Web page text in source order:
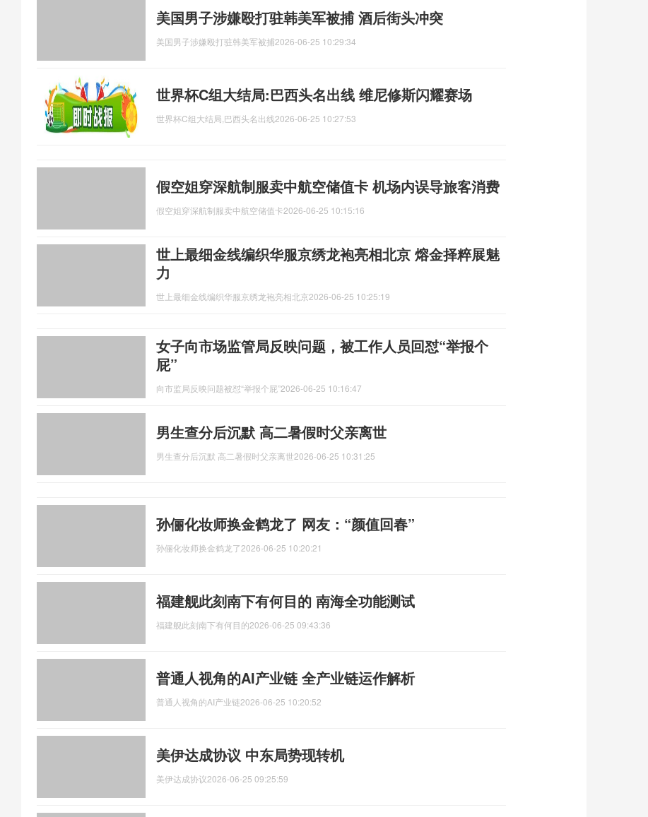
美国男子涉嫌殴打驻韩美军被捕 酒后街头冲突
美国男子涉嫌殴打驻韩美军被捕2026-06-25 10:29:34
世界杯C组大结局:巴西头名出线 维尼修斯闪耀赛场
世界杯C组大结局,巴西头名出线2026-06-25 10:27:53
假空姐穿深航制服卖中航空储值卡 机场内误导旅客消费
假空姐穿深航制服卖中航空储值卡2026-06-25 10:15:16
世上最细金线编织华服京绣龙袍亮相北京 熔金择粹展魅
力
世上最细金线编织华服京绣龙袍亮相北京2026-06-25 10:25:19
女子向市场监管局反映问题，被工作人员回怼“举报个
屁”
向市监局反映问题被怼“举报个屁”2026-06-25 10:16:47
男生查分后沉默 高二暑假时父亲离世
男生查分后沉默 高二暑假时父亲离世2026-06-25 10:31:25
孙俪化妆师换金鹤龙了 网友：“颜值回春”
孙俪化妆师换金鹤龙了2026-06-25 10:20:21
福建舰此刻南下有何目的 南海全功能测试
福建舰此刻南下有何目的2026-06-25 09:43:36
普通人视角的AI产业链 全产业链运作解析
普通人视角的AI产业链2026-06-25 10:20:52
美伊达成协议 中东局势现转机
美伊达成协议2026-06-25 09:25:59